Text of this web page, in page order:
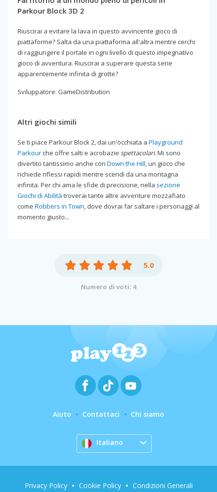
Parkour Block 3D 2
Riuscirai a evitare la lava in questo avvincente gioco di
piattaforme? Salta da una piattaforma all'altra mentre cerchi
di raggiungere il portale in ogni livello di questo impegnativo
gioco di avventura. Riuscirai a superare questa serie
apparentemente infinita di grotte?
Sviluppatore: GameDistribution
Altri giochi simili
Se ti piace Parkour Block 2, dai un'occhiata a Playground
Parkour che offre salti e acrobazie spettacolari. Mi sono
divertito tantissimo anche con Down the Hill, un gioco che
richiede riflessi rapidi mentre scendi da una montagna
infinita. Per chi ama le sfide di precisione, nella sezione
Giochi di Abilità troverai tante altre avventure mozzafiato
come Robbers in Town, dove dovrai far saltare i personaggi al
momento giusto...
5.0
Numero di voti: 4
Aiuto Contattaci Chi siamo
Italiano
Privacy Policy Cookie Policy Condizioni Generali